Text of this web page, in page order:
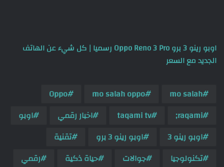
اوبو رينو 3 برو Oppo Reno 3 Pro رسميا | كل شيء عن الهاتف
الجديد مع السعر
mo salah
mo salah oppo
Oppo
raqami;
taqami tv اخبار رقمي
اوبو
اوبو رينو 3
اوبو رينو 3 برو
تقنية
تكنولوجيا
جوالات حياة ذكية
رقمي